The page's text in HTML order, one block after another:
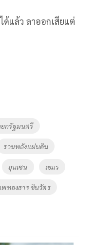
แล้ว ลาออกเสียแต่
ยกรัฐมนตรี
รวมพลังแผ่นดิน
ฮุนเซน เขมร
พทองธาร ชินวัตร